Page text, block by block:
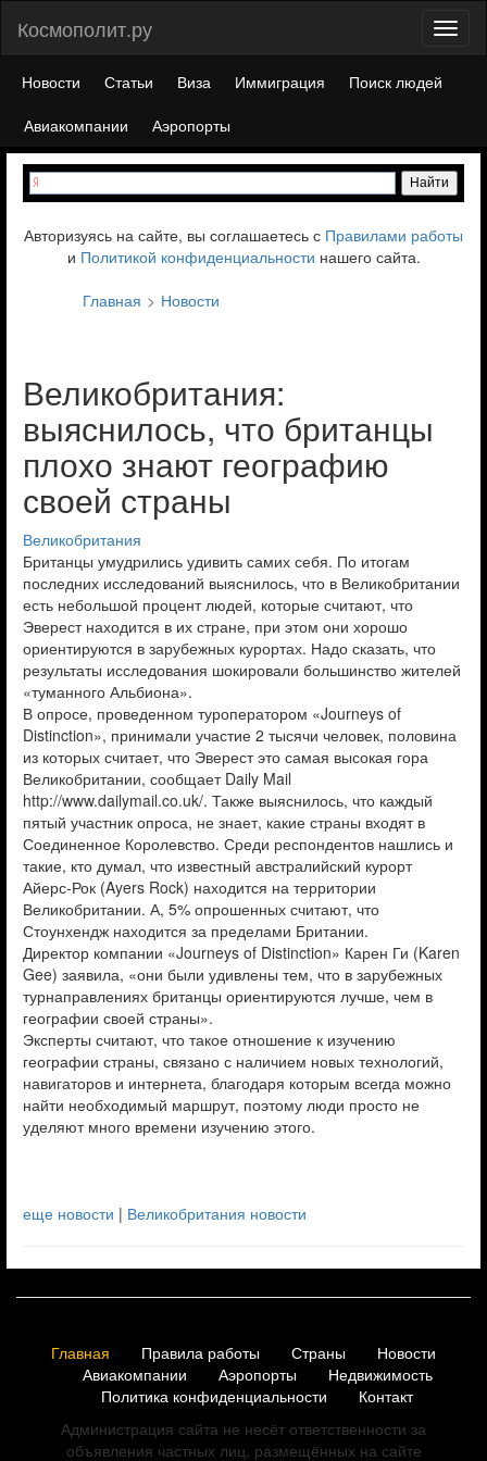
Космополит.ру
Новости Статьи Виза Иммиграция
Поиск людей
Авиакомпании
Аэропорты
Авторизуясь на сайте, вы соглашаетесь с Правилами работы
и Политикой конфиденциальности нашего сайта.
Главная
Новости
Великобритания:
выяснилось, что британцы
плохо знают географию
своей страны
Великобритания
Британцы умудрились удивить самих себя. По итогам
последних исследований выяснилось, что в Великобритании
есть небольшой процент людей, которые считают, что
Эверест находится в их стране, при этом они хорошо
ориентируются в зарубежных курортах. Надо сказать, что
результаты исследования шокировали большинство жителей
«туманного Альбиона».
В опросе, проведенном туроператором «Journeys of
Distinction», принимали участие 2 тысячи человек, половина
из которых считает, что Эверест это самая высокая гора
Великобритании, сообщает Daily Mail
http://www.dailymail.co.uk/. Также выяснилось, что каждый
пятый участник опроса, не знает, какие страны входят в
Соединенное Королевство. Среди респондентов нашлись и
такие, кто думал, что известный австралийский курорт
Айерс-Рок (Ayers Rock) находится на территории
Великобритании. А, 5% опрошенных считают, что
Стоунхендж находится за пределами Британии.
Директор компании «Journeys of Distinction» Карен Ги (Karen
Gee) заявила, «они были удивлены тем, что в зарубежных
турнаправлениях британцы ориентируются лучше, чем в
географии своей страны».
Эксперты считают, что такое отношение к изучению
географии страны, связано с наличием новых технологий,
навигаторов и интернета, благодаря которым всегда можно
найти необходимый маршрут, поэтому люди просто не
уделяют много времени изучению этого.
еще новости | Великобритания новости
Главная Правила работы Страны
Новости
Авиакомпании
Аэропорты
Недвижимость
Политика конфиденциальности
Контакт
Администрация сайта не несёт ответственности за
объявления частных лиц, размещённых на сайте